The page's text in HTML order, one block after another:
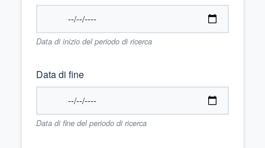
Data di inizio del periodo di ricerca
Data di fine
Data di fine del periodo di ricerca